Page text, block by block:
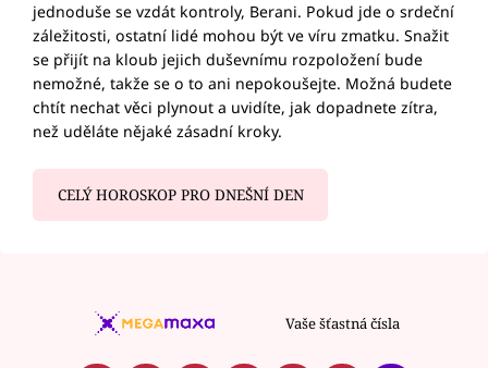
jednoduše se vzdát kontroly, Berani. Pokud jde o srdeční
záležitosti, ostatní lidé mohou být ve víru zmatku. Snažit
se přijít na kloub jejich duševnímu rozpoložení bude
nemožné, takže se o to ani nepokoušejte. Možná budete
chtít nechat věci plynout a uvidíte, jak dopadnete zítra,
než uděláte nějaké zásadní kroky.
CELÝ HOROSKOP PRO DNEŠNÍ DEN
Vaše šťastná čísla